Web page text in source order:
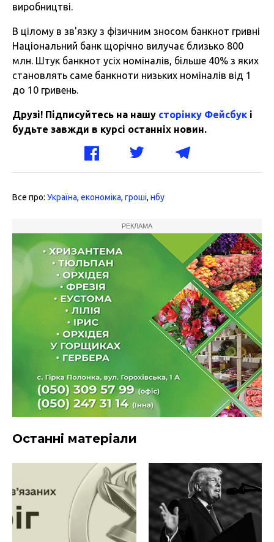
виробництві.
В цілому в зв'язку з фізичним зносом банкнот гривні
Національний банк щорічно вилучає близько 800
млн. Штук банкнот усіх номіналів, більше 40% з яких
становлять саме банкноти низьких номіналів від 1
до 10 гривень.
Друзі! Підписуйтесь на нашу сторінку Фейсбук і
будьте завжди в курсі останніх новин.
Все про: Україна, економіка, гроші, нбу
РЕКЛАМА
Останні матеріали